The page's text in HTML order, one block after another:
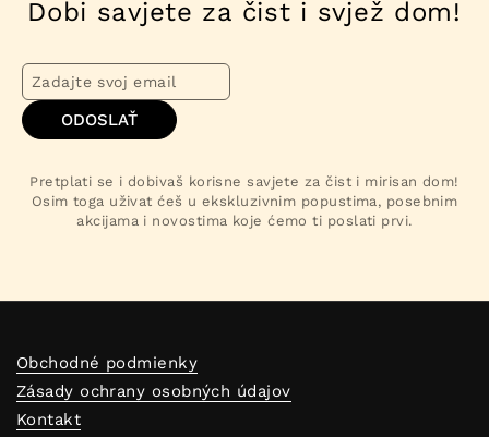
Dobi savjete za čist i svjež dom!
ODOSLAŤ
Pretplati se i dobivaš korisne savjete za čist i mirisan dom!
Osim toga uživat ćeš u ekskluzivnim popustima, posebnim
akcijama i novostima koje ćemo ti poslati prvi.
Obchodné podmienky
Zásady ochrany osobných údajov
Kontakt